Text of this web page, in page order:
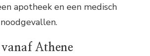
apotheek en een medisch
Athene